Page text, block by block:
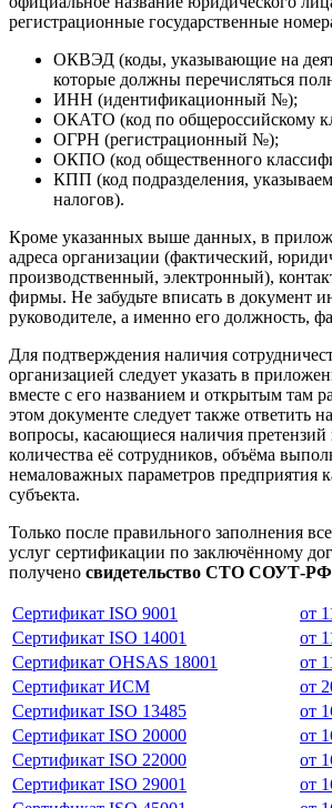
регистрационные государственные
ОКВЭД (коды, указывающие на
которые должны перечисляться
ИНН (идентификационный №);
ОКАТО (код по общероссийскому
ОГРН (регистрационный №);
ОКПО (код общественного
КПП (код подразделения,
налогов).
Кроме указанных выше данных, в
адреса организации (фактический,
производственный, электронный),
фирмы. Не забудьте вписать в документ
руководителе, а именно его должность,
Для подтверждения наличия
организацией следует указать в
вместе с его названием и открытым там
этом документе следует также ответить
вопросы, касающиеся наличия
количества её сотрудников, объёма
немаловажных параметров предприятия
субъекта.
Только после правильного заполнения
услуг сертификации по заключённому
получено свидетельство СТО СОУТ-РФ
Сертификат ISO 9001
от
Сертификат ISO 14001
от
Сертификат OHSAS 18001
от
Сертификат ИСМ
от
Сертификат ISO 13485
от
Сертификат ISO 20000
от
Сертификат ISO 22000
от
Сертификат ISO 29001
от